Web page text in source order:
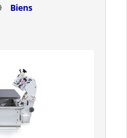
Biens